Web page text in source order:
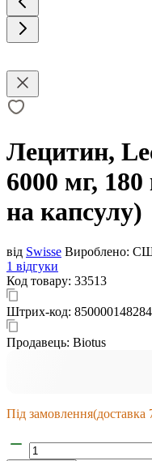
Лецитин,
6000 мг,
на капсулу)
від Swisse Вироблено:
1 відгуки
Код товару: 33513
Штрих-код: 850000148284
Продавець: Biotus
Під замовлення(доставка